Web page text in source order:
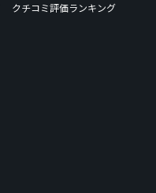
クチコミ評価ランキング